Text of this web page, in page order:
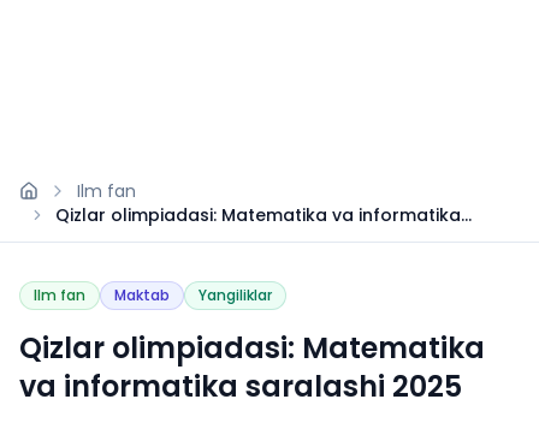
Ilm fan
Qizlar olimpiadasi: Matematika va informatika
saralashi 2025
Ilm fan Maktab Yangiliklar
Qizlar olimpiadasi: Matematika
va informatika saralashi 2025